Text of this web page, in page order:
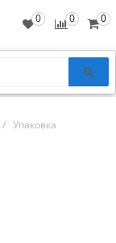
0
0
0
Упаковка